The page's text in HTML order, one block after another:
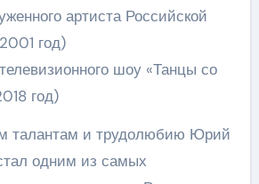
артиста Российской
год)
шоу «Танцы со
год)
талантам и трудолюбию Юрий
одним из самых